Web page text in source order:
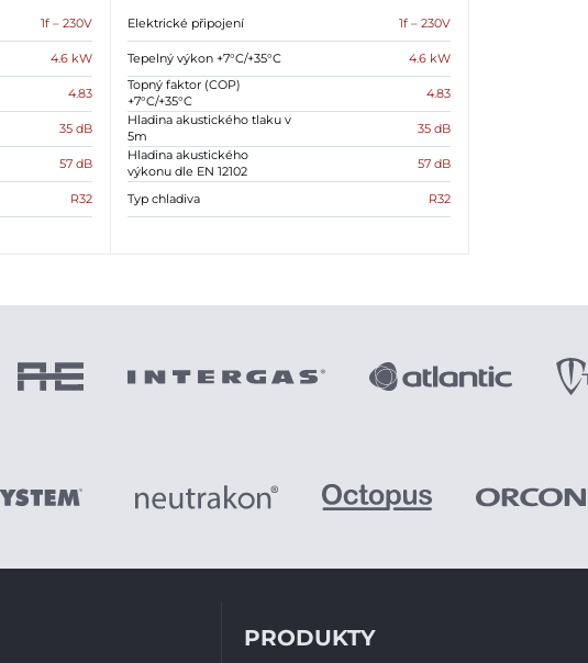
1f – 230V
4.6 kW
4.83
35 dB
57 dB
R32
Elektrické připojení 1f – 230V
Tepelný výkon +7°C/+35°C
4.6 kW
Topný faktor (COP)
+7°C/+35°C
4.83
Hladina akustického tlaku v
5m
35 dB
Hladina akustického
výkonu dle EN 12102
57 dB
Typ chladiva R32
PRODUKTY